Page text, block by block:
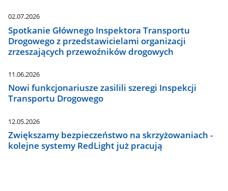
02.07.2026
Spotkanie Głównego Inspektora Transportu
Drogowego z przedstawicielami organizacji
zrzeszających przewoźników drogowych
11.06.2026
Nowi funkcjonariusze zasilili szeregi Inspekcji
Transportu Drogowego
12.05.2026
Zwiększamy bezpieczeństwo na skrzyżowaniach -
kolejne systemy RedLight już pracują